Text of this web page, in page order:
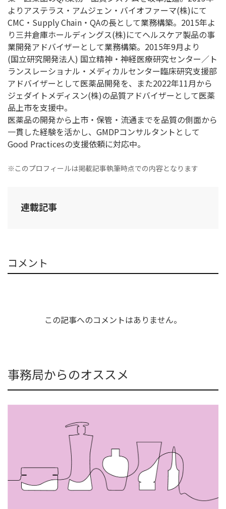
よりアステラス・アムジェン・バイオファーマ(株)にて
CMC・Supply Chain・QAの長として業務構築。2015年よ
り三井倉庫ホールディングス(株)にてヘルスケア製品の事
業開発アドバイザーとして業務構築。2015年9月より
(国立研究開発法人) 国立精神・神経医療研究センター／ト
ランスレーショナル・メディカルセンター臨床研究支援部
アドバイザーとして医薬品開発を、また2022年11月から
ジェダイトメディスン(株)の品質アドバイザーとして医薬
品上市を支援中。
医薬品の開発から上市・保管・流通までを品質の側面から
一貫した経験を活かし、GMDPコンサルタントとして
Good Practicesの支援依頼に対応中。
※このプロフィールは掲載記事執筆時点での内容となります
連載記事
コメント
この記事へのコメントはありません。
事務局からのオススメ